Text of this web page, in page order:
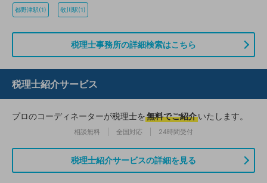
都野津駅(1) 敬川駅(1)
税理士事務所の詳細検索はこちら
税理士紹介サービス
プロのコーディネーターが税理士を無料でご紹介いたします。
相談無料 全国対応 24時間受付
税理士紹介サービスの詳細を見る